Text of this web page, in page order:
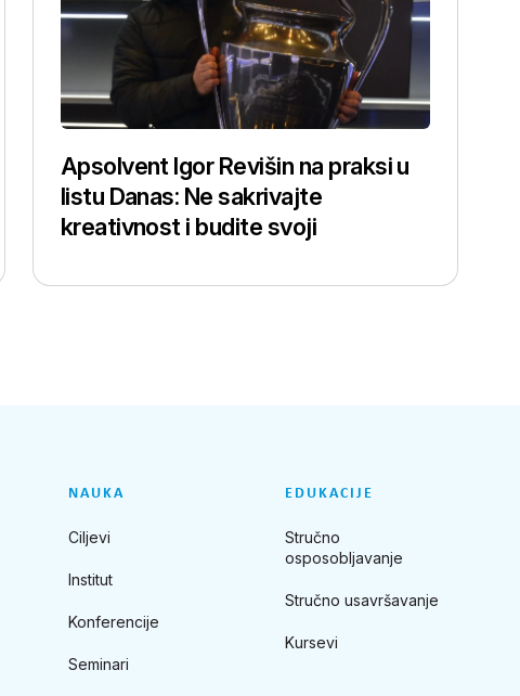
Apsolvent Igor Revišin na praksi u
listu Danas: Ne sakrivajte
kreativnost i budite svoji
NAUKA
Ciljevi
Institut
Konferencije
Seminari
EDUKACIJE
Stručno
osposobljavanje
Stručno usavršavanje
Kursevi